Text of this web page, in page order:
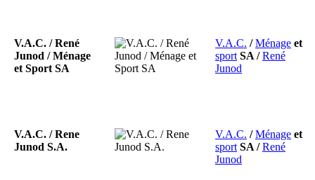
V.A.C. / René
Junod / Ménage
et Sport SA
V.A.C. /Ménage et
sport SA /René
Junod
V.A.C. / Rene
Junod S.A.
V.A.C. /Ménage et
sport SA /René
Junod